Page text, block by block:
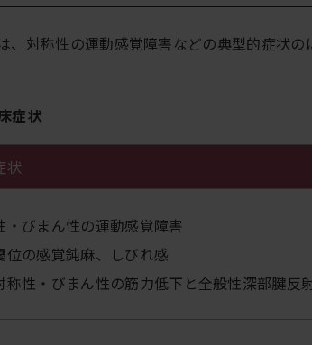
、対称性の運動感覚障害などの典型的症状
症状
状
びまん性の運動感覚障害
の感覚鈍麻、しびれ感
性・びまん性の筋力低下と全般性深部腱反